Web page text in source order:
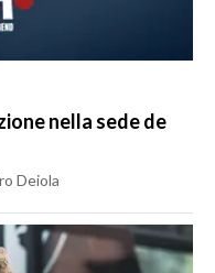
nella sede de
Deiola